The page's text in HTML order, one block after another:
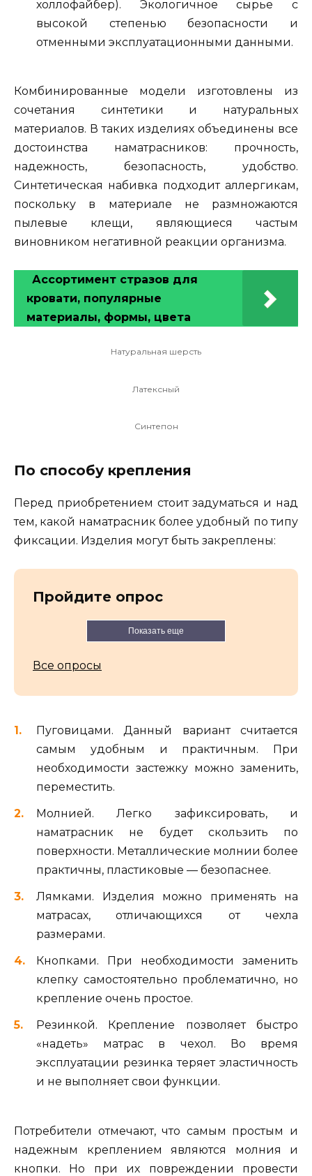
холлофайбер). Экологичное сырье с
высокой степенью безопасности и
отменными эксплуатационными данными.
Комбинированные модели изготовлены из
сочетания синтетики и натуральных
материалов. В таких изделиях объединены все
достоинства наматрасников: прочность,
надежность, безопасность, удобство.
Синтетическая набивка подходит аллергикам,
поскольку в материале не размножаются
пылевые клещи, являющиеся частым
виновником негативной реакции организма.
Ассортимент стразов для
кровати, популярные
материалы, формы, цвета
Натуральная шерсть
Латексный
Синтепон
По способу крепления
Перед приобретением стоит задуматься и над
тем, какой наматрасник более удобный по типу
фиксации. Изделия могут быть закреплены:
Пройдите опрос
Показать еще
Все опросы
Пуговицами. Данный вариант считается
самым удобным и практичным. При
необходимости застежку можно заменить,
переместить.
Молнией. Легко зафиксировать, и
наматрасник не будет скользить по
поверхности. Металлические молнии более
практичны, пластиковые — безопаснее.
Лямками. Изделия можно применять на
матрасах, отличающихся от чехла
размерами.
Кнопками. При необходимости заменить
клепку самостоятельно проблематично, но
крепление очень простое.
Резинкой. Крепление позволяет быстро
«надеть» матрас в чехол. Во время
эксплуатации резинка теряет эластичность
и не выполняет свои функции.
Потребители отмечают, что самым простым и
надежным креплением являются молния и
кнопки. Но при их повреждении провести